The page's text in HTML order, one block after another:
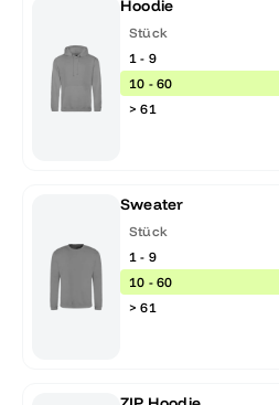
Hoodie
Stück
1 - 9
10 - 60
> 61
Sweater
Stück
1 - 9
10 - 60
> 61